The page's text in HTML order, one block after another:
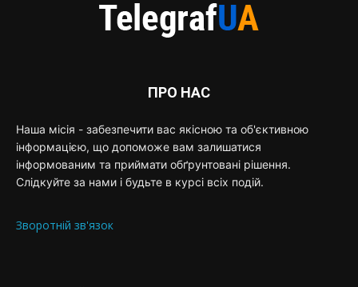
ПРО НАС
Наша місія - забезпечити вас якісною та об'єктивною
інформацією, що допоможе вам залишатися
інформованим та приймати обґрунтовані рішення.
Слідкуйте за нами і будьте в курсі всіх подій.
Зворотній зв'язок